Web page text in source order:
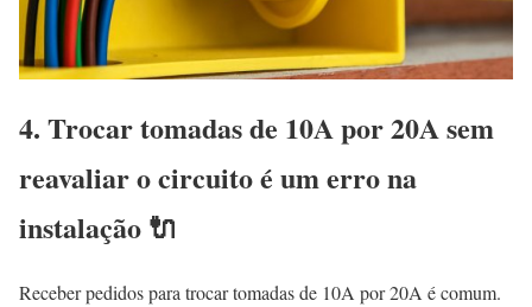
4. Trocar tomadas de 10A por 20A sem
reavaliar o circuito é um erro na
instalação 🔌
Receber pedidos para trocar tomadas de 10A por 20A é comum.